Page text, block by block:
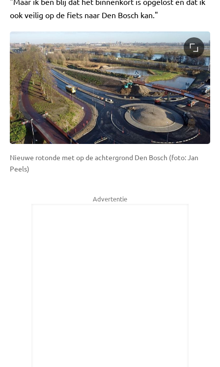
ook veilig op de fiets naar Den Bosch kan."
Nieuwe rotonde met op de achtergrond Den Bosch (foto: Jan
Peels)
Advertentie